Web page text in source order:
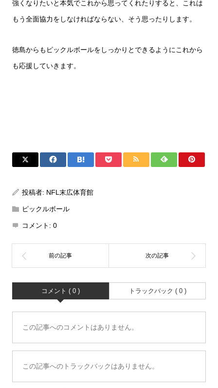
強くなりたいと本気でこれから思ってくれたりすると、これは
もう全面協力をしなければならない、そう思ったりします。
徳島からもピックルボールをしっかりとできるようにこれから
も応援していきます。
投稿者: NFL末広体育館
ピックルボール
コメント: 0
コメント ( 0 ) トラックバック ( 0 )
この記事へのコメントはありません。
この記事へのトラックバックはありません。